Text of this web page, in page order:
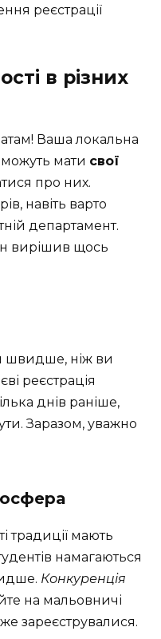
реєстрації
в різних
Ваша локальна
мати свої
про них.
навіть варто
департамент.
вирішив щось
швидше, ніж ви
реєстрація
днів раніше,
Заразом, уважно
традиції мають
намагаються
Конкуренція
на мальовничі
зареєструвалися.